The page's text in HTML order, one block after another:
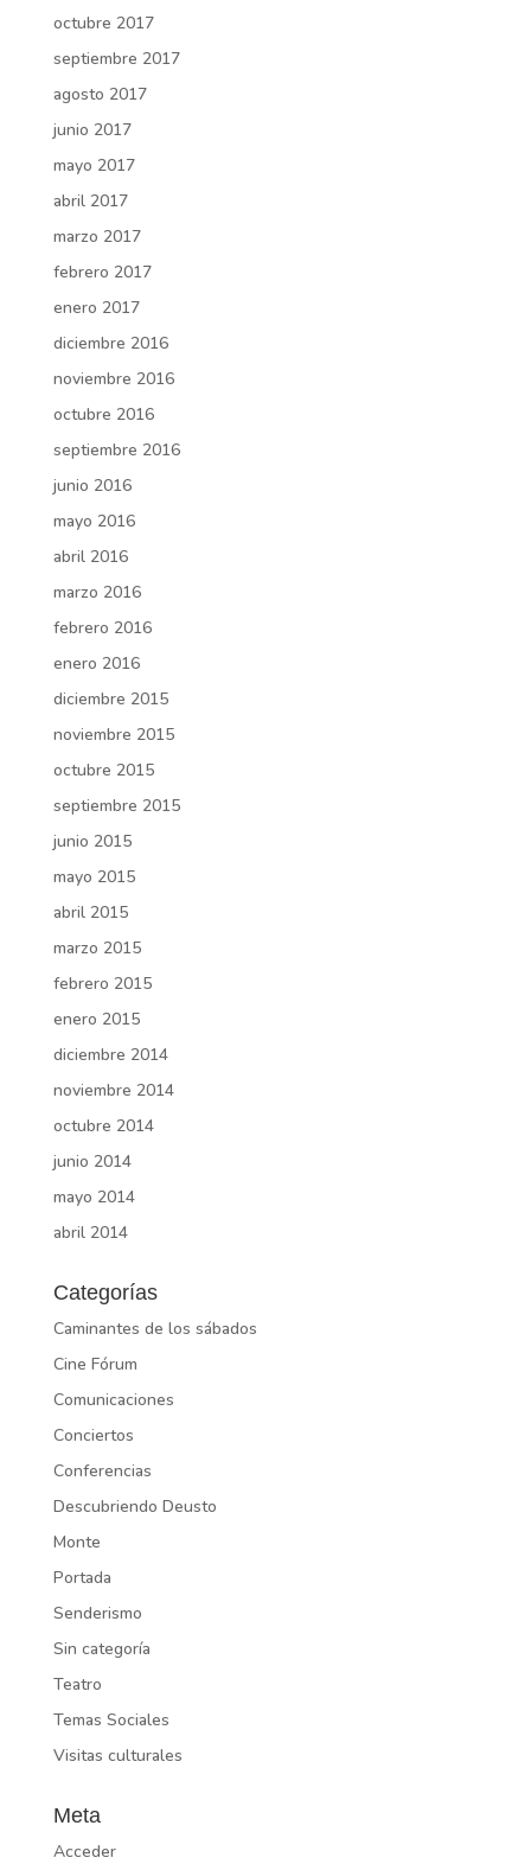
octubre 2017
septiembre 2017
agosto 2017
junio 2017
mayo 2017
abril 2017
marzo 2017
febrero 2017
enero 2017
diciembre 2016
noviembre 2016
octubre 2016
septiembre 2016
junio 2016
mayo 2016
abril 2016
marzo 2016
febrero 2016
enero 2016
diciembre 2015
noviembre 2015
octubre 2015
septiembre 2015
junio 2015
mayo 2015
abril 2015
marzo 2015
febrero 2015
enero 2015
diciembre 2014
noviembre 2014
octubre 2014
junio 2014
mayo 2014
abril 2014
Categorías
Caminantes de los sábados
Cine Fórum
Comunicaciones
Conciertos
Conferencias
Descubriendo Deusto
Monte
Portada
Senderismo
Sin categoría
Teatro
Temas Sociales
Visitas culturales
Meta
Acceder